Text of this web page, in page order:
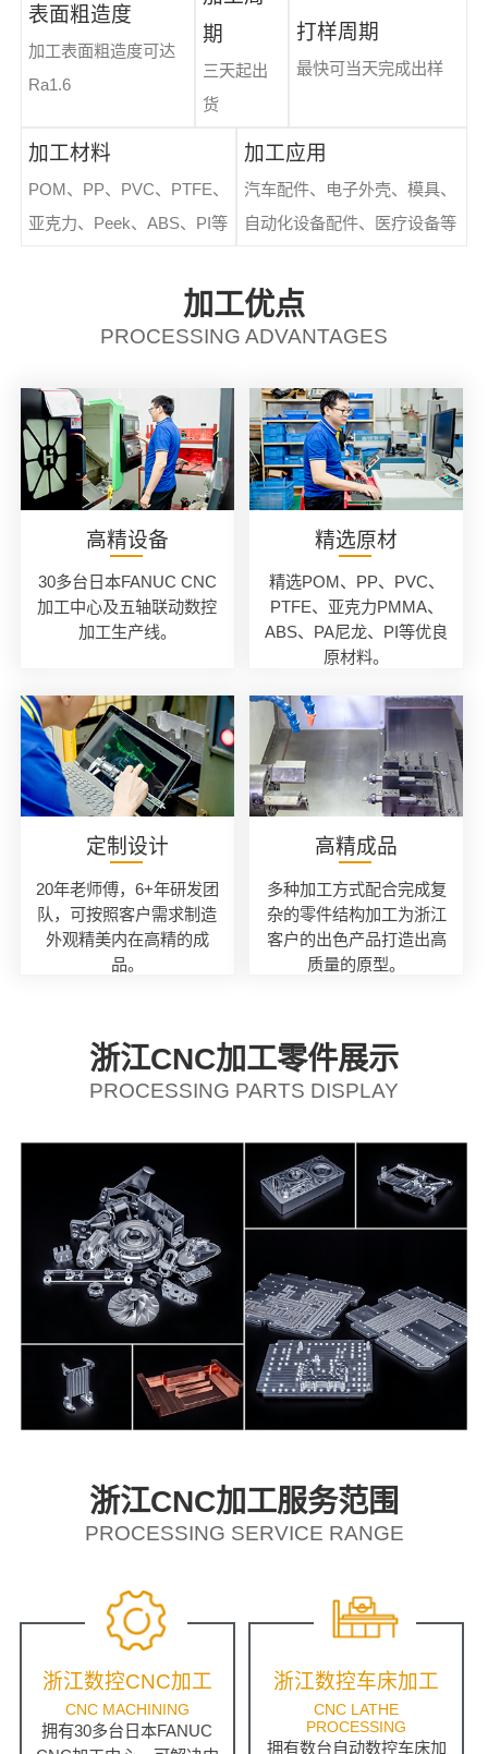
表面粗造度
加工表面粗造度可达
Ra1.6
期
三天起出
货
打样周期
最快可当天完成出样
加工材料
POM、PP、PVC、PTFE、
亚克力、Peek、ABS、PI等
加工应用
汽车配件、电子外壳、模具、
自动化设备配件、医疗设备等
加工优点
PROCESSING ADVANTAGES
高精设备
30多台日本FANUC CNC
加工中心及五轴联动数控
加工生产线。
精选原材
精选POM、PP、PVC、
PTFE、亚克力PMMA、
ABS、PA尼龙、PI等优良
原材料。
定制设计
20年老师傅，6+年研发团
队，可按照客户需求制造
外观精美内在高精的成
品。
高精成品
多种加工方式配合完成复
杂的零件结构加工为浙江
客户的出色产品打造出高
质量的原型。
浙江CNC加工零件展示
PROCESSING PARTS DISPLAY
浙江CNC加工服务范围
PROCESSING SERVICE RANGE
浙江数控CNC加工
CNC MACHINING
拥有30多台日本FANUC
浙江数控车床加工
CNC LATHE
PROCESSING
拥有数台自动数控车床加